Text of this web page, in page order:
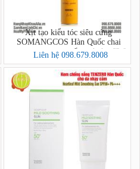
Xịt tạo kiểu tóc siêu cứng
SOMANGCOS Hàn Quốc chai
300ml cho tóc hư tổn (적립금꽃을
든남자케라틴초강력헤어스프레
이)
Liên hệ 098.679.8008